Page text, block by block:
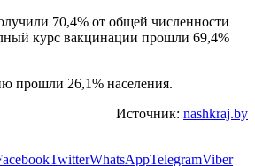
70,4% от общей численности
курс вакцинации прошли 69,4%
прошли 26,1% населения.
Источник: nashkraj.by
TwitterWhatsAppTelegramViber